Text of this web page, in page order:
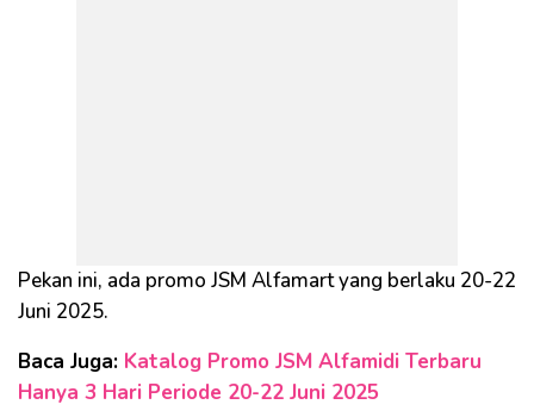
Pekan ini, ada promo JSM Alfamart yang berlaku 20-22
Juni 2025.
Baca Juga: Katalog Promo JSM Alfamidi Terbaru
Hanya 3 Hari Periode 20-22 Juni 2025